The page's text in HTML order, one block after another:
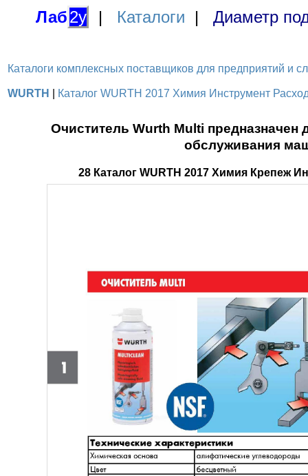
Лаб2у | Каталоги | Диаметр
Каталоги комплексных поставщиков для предприятий и
WURTH Каталог WURTH 2017 Химия Инструмент
Очиститель Wurth Multi
обслуживания
28 Каталог WURTH 2017 Химия Крепеж